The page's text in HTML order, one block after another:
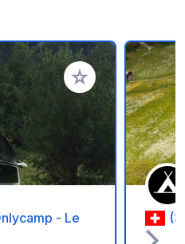
Añadir a tus
- Le